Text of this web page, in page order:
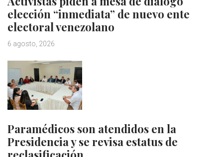
elección “inmediata” de nuevo ente
electoral venezolano
6 agosto, 2026
Paramédicos son atendidos en la
Presidencia y se revisa estatus de